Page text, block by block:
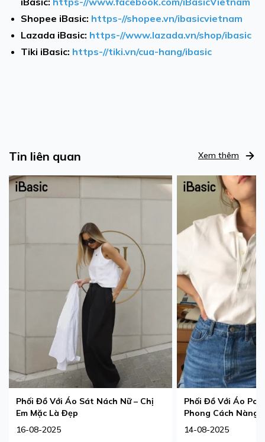
Shopee iBasic: https-//shopee.vn/ibasicvietnam
Lazada iBasic: https-//www.lazada.vn/shop/ibasic
Tiki iBasic: https-//tiki.vn/cua-hang/ibasic
Tin liên quan Xem thêm
Phối Đồ Với Áo Sát Nách Nữ – Chị
Em Mặc Là Đẹp
16-08-2025
Phối Đồ Với Áo
Phong Cách Nàng
14-08-2025